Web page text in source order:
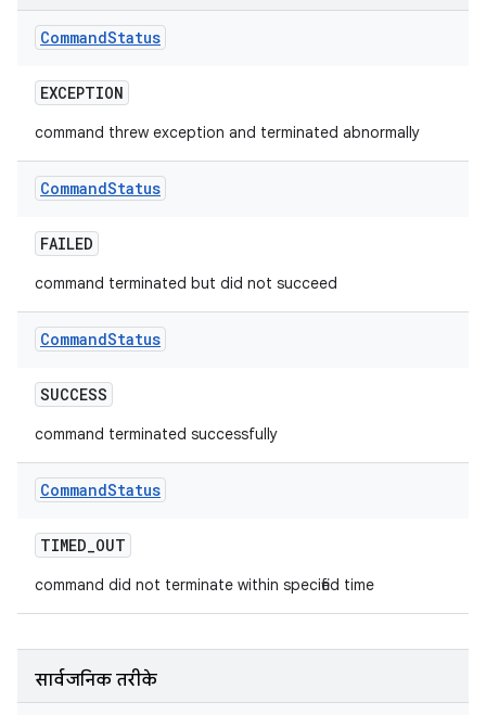
CommandStatus
EXCEPTION
command threw exception and terminated abnormally
CommandStatus
FAILED
command terminated but did not succeed
CommandStatus
SUCCESS
command terminated successfully
CommandStatus
TIMED_OUT
command did not terminate within specified time
सार्वजनिक तरीके